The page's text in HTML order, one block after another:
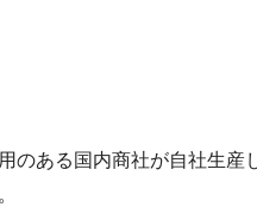
のある国内商社が自社生産